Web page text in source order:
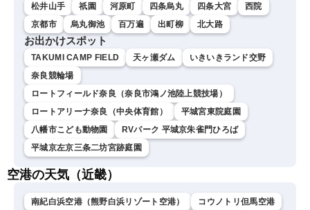
松井山手 祇園 河原町 四条烏丸 四条大宮
西院
京都市
烏丸御池 百万遍 出町柳 北大路
お出かけスポット
TAKUMI CAMP FIELD 天ヶ瀬ダム
いきいきランド交野
奈良競輪場
ロートフィールド奈良（奈良市鴻ノ池陸上競技場）
ロートアリーナ奈良（中央体育館）
平城宮東院庭園
八幡市こども動物園
RVパーク 平城京朱雀門ひろば
平城京左京三条二坊宮跡庭園
空港の天気（近畿）
南紀白浜空港（熊野白浜リゾート空港）
コウノトリ但馬空港